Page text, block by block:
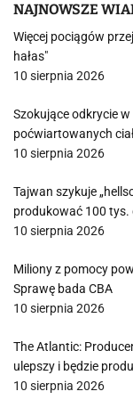
NAJNOWSZE
Więcej pociągów
hałas"
10 sierpnia 2026
Szokujące odkrycie
poćwiartowanych
10 sierpnia 2026
Tajwan szykuje
produkować 100 tys.
10 sierpnia 2026
Miliony z pomocy
Sprawę bada CBA
10 sierpnia 2026
The Atlantic:
ulepszy i będzie
10 sierpnia 2026